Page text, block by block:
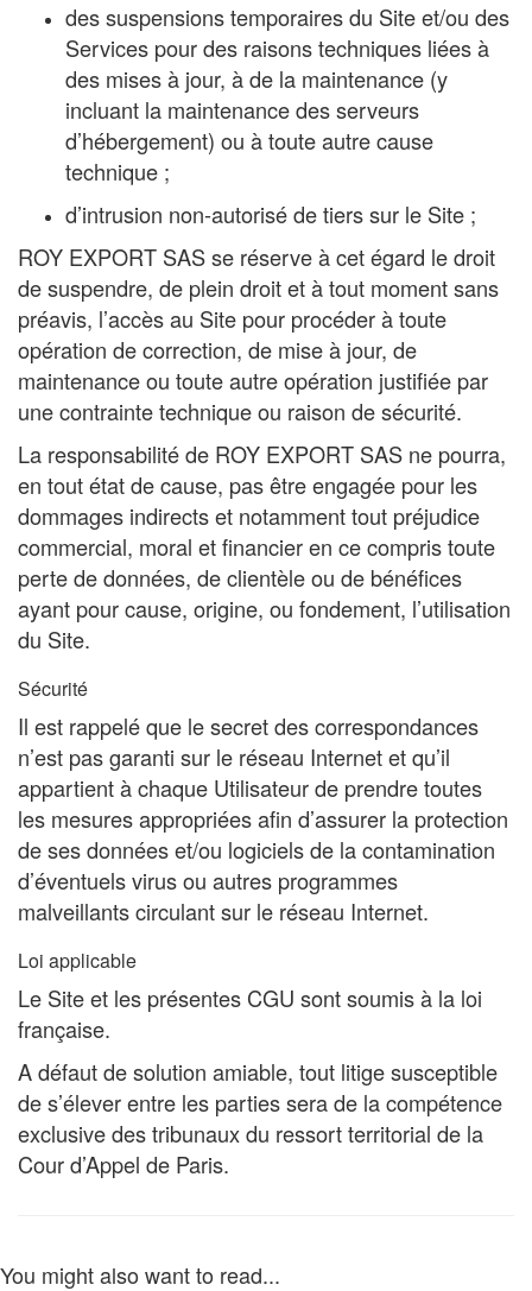
des suspensions temporaires du Site et/ou des
Services pour des raisons techniques liées à
des mises à jour, à de la maintenance (y
incluant la maintenance des serveurs
d’hébergement) ou à toute autre cause
technique ;
d’intrusion non-autorisé de tiers sur le Site ;
ROY EXPORT SAS se réserve à cet égard le droit
de suspendre, de plein droit et à tout moment sans
préavis, l’accès au Site pour procéder à toute
opération de correction, de mise à jour, de
maintenance ou toute autre opération justifiée par
une contrainte technique ou raison de sécurité.
La responsabilité de ROY EXPORT SAS ne pourra,
en tout état de cause, pas être engagée pour les
dommages indirects et notamment tout préjudice
commercial, moral et financier en ce compris toute
perte de données, de clientèle ou de bénéfices
ayant pour cause, origine, ou fondement, l’utilisation
du Site.
Sécurité
Il est rappelé que le secret des correspondances
n’est pas garanti sur le réseau Internet et qu’il
appartient à chaque Utilisateur de prendre toutes
les mesures appropriées afin d’assurer la protection
de ses données et/ou logiciels de la contamination
d’éventuels virus ou autres programmes
malveillants circulant sur le réseau Internet.
Loi applicable
Le Site et les présentes CGU sont soumis à la loi
française.
A défaut de solution amiable, tout litige susceptible
de s’élever entre les parties sera de la compétence
exclusive des tribunaux du ressort territorial de la
Cour d’Appel de Paris.
You might also want to read...